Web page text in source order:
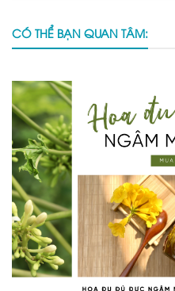
CÓ THỂ BẠN QUAN TÂM: